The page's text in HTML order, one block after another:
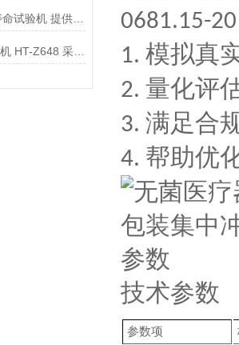
HT-Z344-1 脚踏开关寿命试验机 提供行业标准测试方案
电动轮椅车综合性试验机 HT-Z648 采样快速稳定
0681.15-
1. 模拟真
2. 量化评
3. 满足合
4. 帮助优
技术参数
参数项